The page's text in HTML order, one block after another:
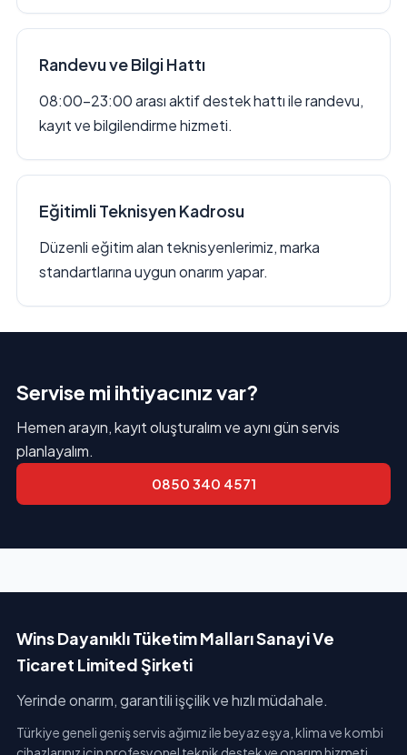
Randevu ve Bilgi Hattı
08:00–23:00 arası aktif destek hattı ile randevu,
kayıt ve bilgilendirme hizmeti.
Eğitimli Teknisyen Kadrosu
Düzenli eğitim alan teknisyenlerimiz, marka
standartlarına uygun onarım yapar.
Servise mi ihtiyacınız var?
Hemen arayın, kayıt oluşturalım ve aynı gün servis
planlayalım.
0850 340 4571
Wins Dayanıklı Tüketim Malları Sanayi Ve
Ticaret Limited Şirketi
Yerinde onarım, garantili işçilik ve hızlı müdahale.
Türkiye geneli geniş servis ağımız ile beyaz eşya, klima ve kombi